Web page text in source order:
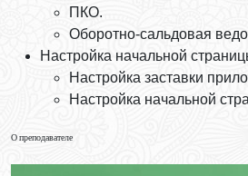
ПКО.
Оборотно-сальдовая
Настройка начальной
Настройка заставки
Настройка начальной
О преподавателе